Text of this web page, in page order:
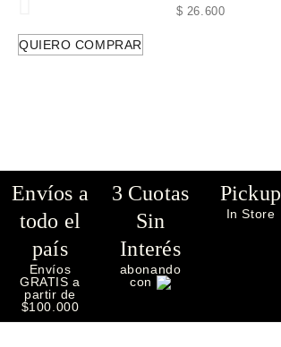
$ 26.600
QUIERO COMPRAR
Envíos a
todo el
país
Envíos
GRATIS a
partir de
$100.000
3 Cuotas
Sin
Interés
abonando
con
Pickup
In Store